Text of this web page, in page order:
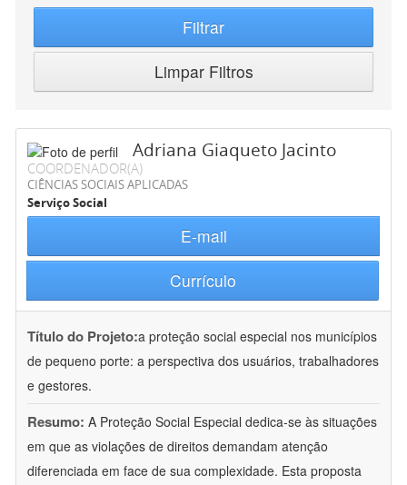
Filtrar
Limpar Filtros
Adriana Giaqueto Jacinto
COORDENADOR(A)
CIÊNCIAS SOCIAIS APLICADAS
Serviço Social
E-mail
Currículo
Título do Projeto:a proteção social especial nos municípios
de pequeno porte: a perspectiva dos usuários, trabalhadores
e gestores.
Resumo: A Proteção Social Especial dedica-se às situações
em que as violações de direitos demandam atenção
diferenciada em face de sua complexidade. Esta proposta